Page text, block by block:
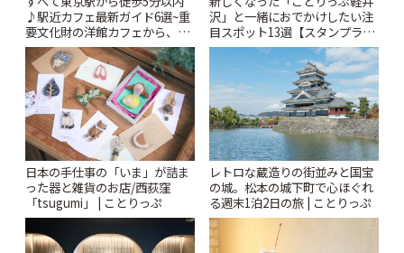
♪駅近カフェ最新ガイド6選~重
要文化財の洋館カフェから、改
札すぐのレトロ喫茶まで~ | こと
りっぷ
沢」と一緒におでかけしたい注
目スポット13選【スタンプラリ
ー開催中】 | ことりっぷ
日本の手仕事の「いま」が詰ま
った器と雑貨のお店/西荻窪
「tsugumi」 | ことりっぷ
レトロな蔵造りの街並みと国宝
の城。松本の城下町で心ほぐれ
る週末1泊2日の旅 | ことりっぷ